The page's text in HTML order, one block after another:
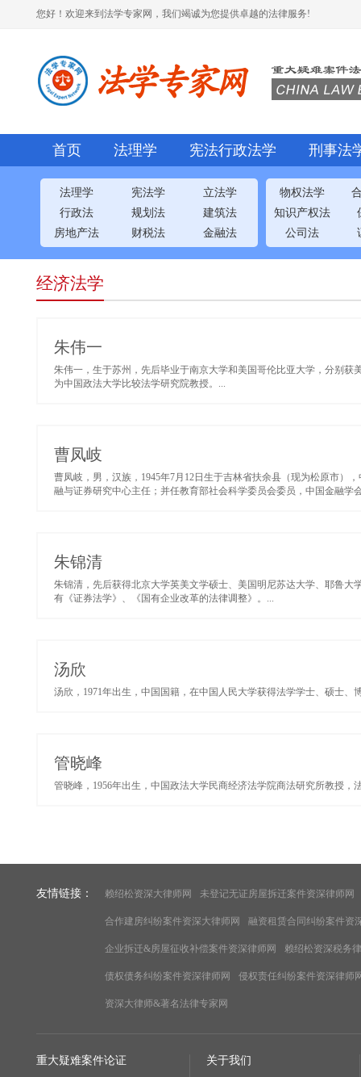
您好！欢迎来到法学专家网，我们竭诚为您提供卓越的法律服务!
首页 法理学 宪法行政法学 刑事法
法理学 宪法学
立法学
行政法
规划法
建筑法
房地产法
财税法 金融法
物权法学
知识产权法
公司法
经济法学
朱伟一
朱伟一，生于苏州，先后毕业于南京大学和美国哥伦比亚大学，分别
为中国政法大学比较法学研究院教授。...
曹凤岐
曹凤岐，男，汉族，1945年7月12日生于吉林省扶余县（现为松原市）
融与证券研究中心主任；并任教育部社会科学委员会委员，中国金融
朱锦清
朱锦清，先后获得北京大学英美文学硕士、美国明尼苏达大学、耶鲁
有《证券法学》、《国有企业改革的法律调整》。...
汤欣
汤欣，1971年出生，中国国籍，在中国人民大学获得法学学士、硕士、
管晓峰
管晓峰，1956年出生，中国政法大学民商经济法学院商法研究所教授，
友情链接： 赖绍松资深大律师网 未登记无证房屋拆迁案件资深律师网
合作建房纠纷案件资深大律师网 融资租赁合同纠纷案件资
企业拆迁&房屋征收补偿案件资深律师网 赖绍松资深税务
债权债务纠纷案件资深律师网 侵权责任纠纷案件资深律师
资深大律师&著名法律专家网
重大疑难案件论证 关于我们